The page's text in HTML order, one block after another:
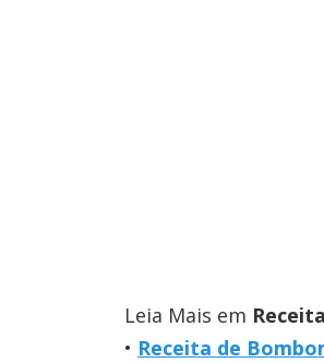
Leia Mais em
Receita de